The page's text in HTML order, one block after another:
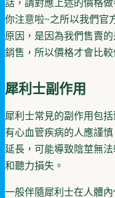
話，請對應上述的價格
你注意啦~之所以我們官
原因，是因為我們售賣
銷售，所以價格才會比較
犀利士副作用
犀利士常見的副作用包
有心血管疾病的人應謹
延長，可能導致陰莖無
和聽力損失。
一般伴隨犀利士在人體